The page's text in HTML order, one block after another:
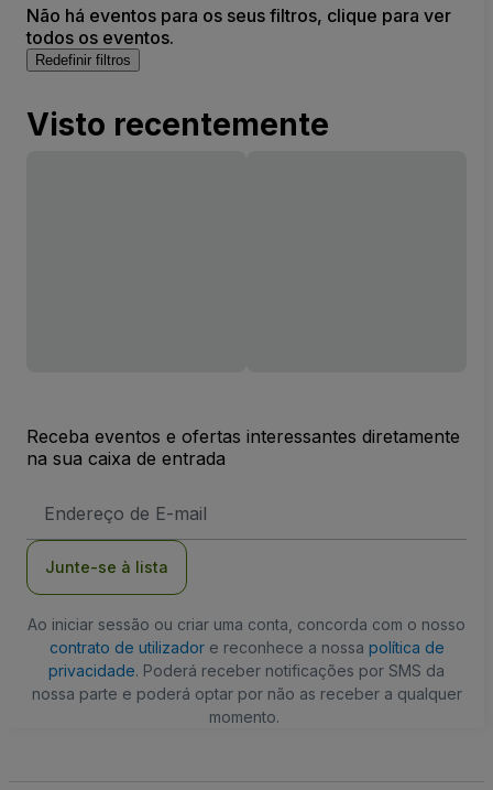
Não há eventos para os seus filtros, clique para ver
todos os eventos.
Redefinir filtros
Visto recentemente
Receba eventos e ofertas interessantes diretamente
na sua caixa de entrada
de
Junte-se à lista
Ao iniciar sessão ou criar uma conta, concorda com o nosso
contrato de utilizadore reconhece a nossa política de
privacidade. Poderá receber notificações por SMS da
nossa parte e poderá optar por não as receber a qualquer
momento.